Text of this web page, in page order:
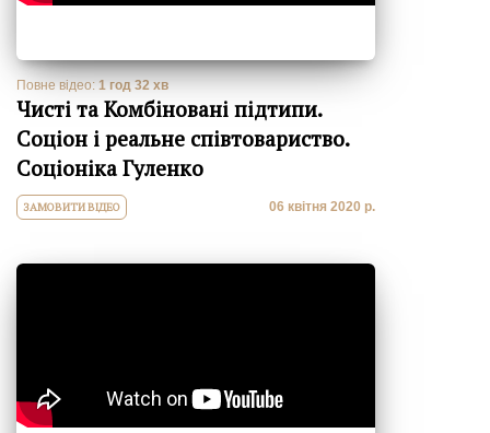
Повне відео: 1 год 32 хв
Чисті та Комбіновані підтипи.
Соціон і реальне співтовариство.
Соціоніка Гуленко
ЗАМОВИТИ ВІДЕО 06 квітня 2020 р.